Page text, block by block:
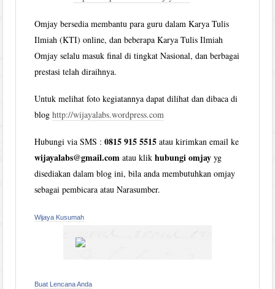
Omjay bersedia membantu para guru dalam Karya Tulis
Ilmiah (KTI) online, dan beberapa Karya Tulis Ilmiah
Omjay selalu masuk final di tingkat Nasional, dan berbagai
prestasi telah diraihnya.
Untuk melihat foto kegiatannya dapat dilihat dan dibaca di
bloghttp://wijayalabs.wordpress.com
Hubungi via SMS :0815 915 5515 atau kirimkan email ke
wijayalabs@gmail.com atau klikhubungi omjay yg
disediakan dalam blog ini, bila anda membutuhkan omjay
sebagai pembicara atau Narasumber.
Wijaya Kusumah
Buat Lencana Anda